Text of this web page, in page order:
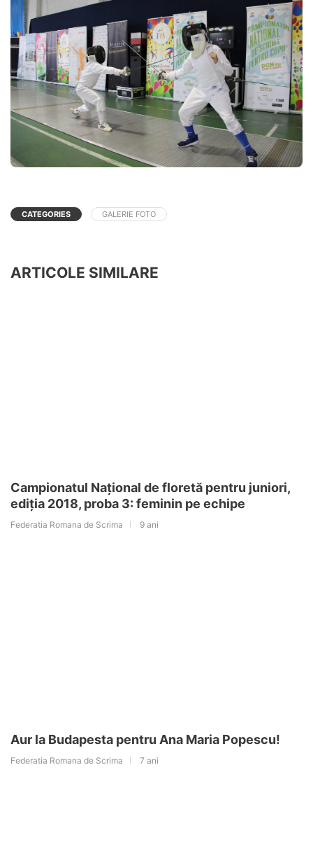
CATEGORIES GALERIE FOTO
ARTICOLE SIMILARE
Campionatul Național de floretă pentru juniori,
ediția 2018, proba 3: feminin pe echipe
Federatia Romana de Scrima 9 ani
Aur la Budapesta pentru Ana Maria Popescu!
Federatia Romana de Scrima 7 ani